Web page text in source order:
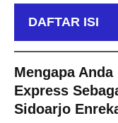
DAFTAR ISI
Mengapa
Express
Sidoarjo